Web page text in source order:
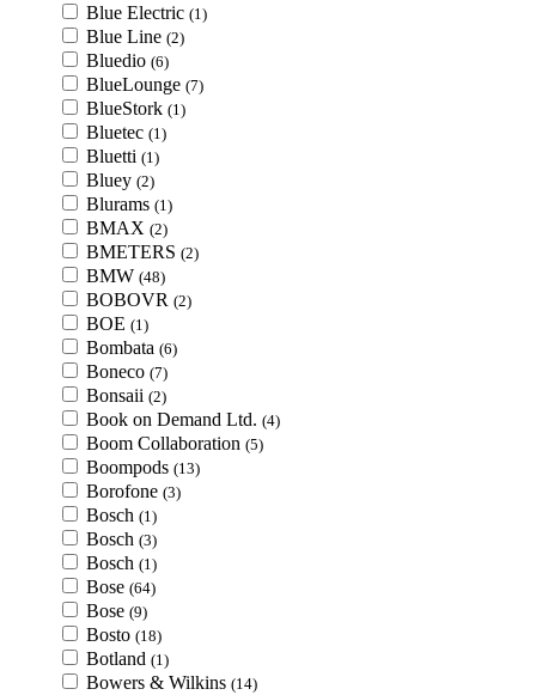
Blue Electric (1)
Blue Line (2)
Bluedio (6)
BlueLounge (7)
BlueStork (1)
Bluetec (1)
Bluetti (1)
Bluey (2)
Blurams (1)
BMAX (2)
BMETERS (2)
BMW (48)
BOBOVR (2)
BOE (1)
Bombata (6)
Boneco (7)
Bonsaii (2)
Book on Demand Ltd. (4)
Boom Collaboration (5)
Boompods (13)
Borofone (3)
Bosch (1)
Bosch (3)
Bosch (1)
Bose (64)
Bose (9)
Bosto (18)
Botland (1)
Bowers & Wilkins (14)